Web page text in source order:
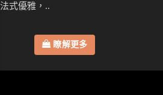
法式優雅，..
瞭解更多